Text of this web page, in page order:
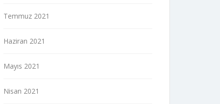
Temmuz 2021
Haziran 2021
Mayıs 2021
Nisan 2021